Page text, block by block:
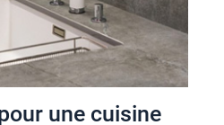
une cuisine